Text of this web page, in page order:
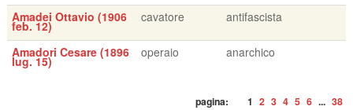
Amadei Ottavio (1906
feb. 12)
cavatore antifascista
Amadori Cesare (1896
lug. 15)
operaio anarchico
pagina: 1 2 3 4 5 6 ... 38